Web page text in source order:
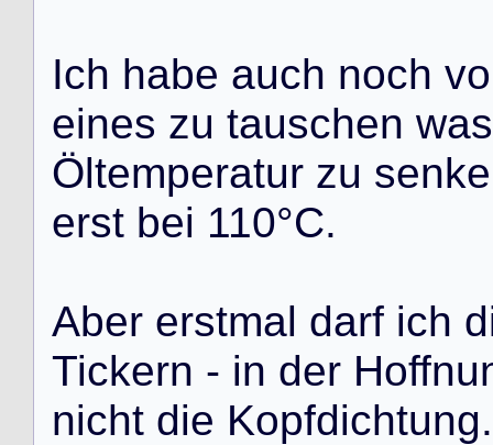
Ich habe auch noch vo
eines zu tauschen was
Öltemperatur zu senke
erst bei 110°C.
Aber erstmal darf ich d
Tickern - in der Hoffnu
nicht die Kopfdichtung.